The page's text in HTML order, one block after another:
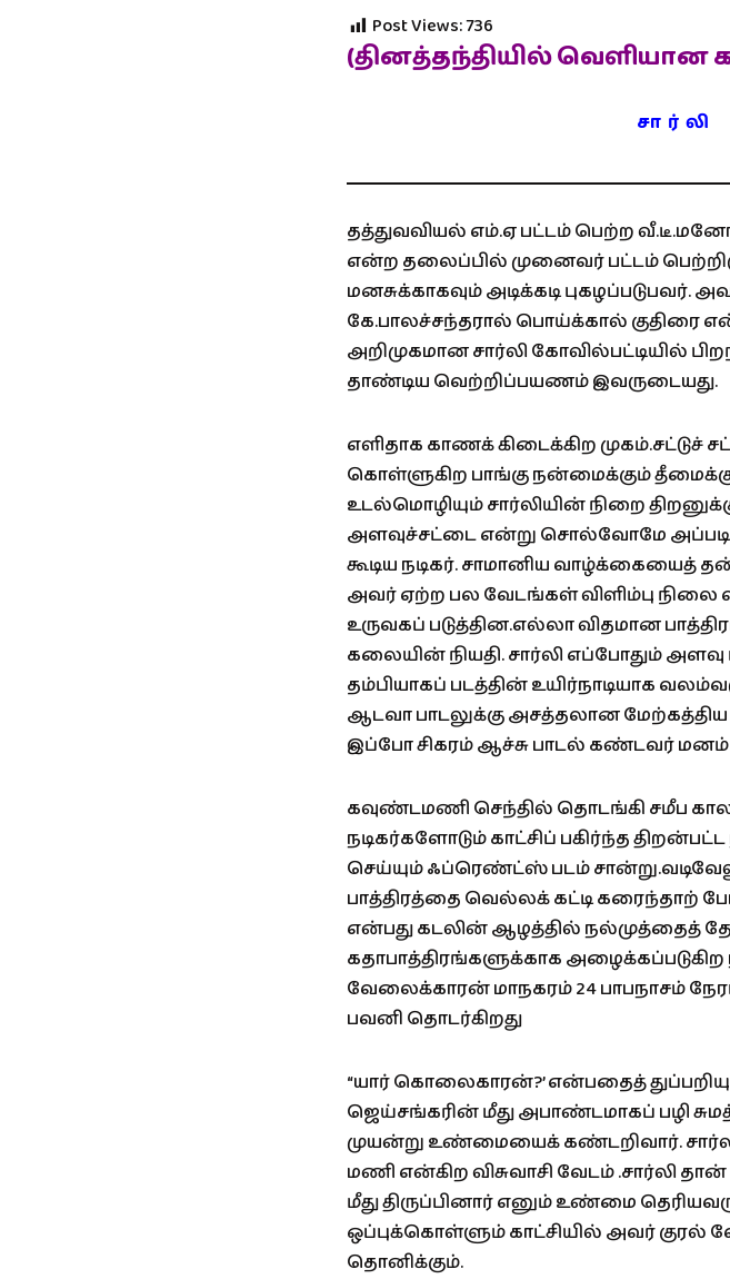
Post Views:736
(தினத்தந்தியில் வெளியான
சா ர் லி
தத்துவவியல் எம்.ஏ பட்டம் பெற்ற
என்ற தலைப்பில் முனைவர் பட்டம்
மனசுக்காகவும் அடிக்கடி புகழப்படுபவர்.
கே.பாலச்சந்தரால் பொய்க்கால் குதிரை
அறிமுகமான சார்லி கோவில்பட்டியில்
தாண்டிய வெற்றிப்பயணம் இவருடையது.
எளிதாக காணக் கிடைக்கிற முகம்.சட்டுச்
கொள்ளுகிற பாங்கு நன்மைக்கும்
உடல்மொழியும் சார்லியின் நிறை
அளவுச்சட்டை என்று சொல்வோமே அப்படி
கூடிய நடிகர். சாமானிய வாழ்க்கையைத் தன்
அவர் ஏற்ற பல வேடங்கள் விளிம்பு
உருவகப் படுத்தின.எல்லா விதமான
கலையின் நியதி. சார்லி எப்போதும் அளவு
தம்பியாகப் படத்தின் உயிர்நாடியாக
ஆடவா பாடலுக்கு அசத்தலான மேற்கத்திய
இப்போ சிகரம் ஆச்சு பாடல் கண்டவர் மனம்
கவுண்டமணி செந்தில் தொடங்கி சமீப
நடிகர்களோடும் காட்சிப் பகிர்ந்த
செய்யும் ஃப்ரெண்ட்ஸ் படம்
பாத்திரத்தை வெல்லக் கட்டி கரைந்தாற்
என்பது கடலின் ஆழத்தில் நல்முத்தைத்
கதாபாத்திரங்களுக்காக
வேலைக்காரன் மாநகரம் 24 பாபநாசம்
பவனி தொடர்கிறது
“யார் கொலைகாரன்?’ என்பதைத்
ஜெய்சங்கரின் மீது அபாண்டமாகப் பழி
முயன்று உண்மையைக் கண்டறிவார்.
மணி என்கிற விசுவாசி வேடம் .சார்லி
மீது திருப்பினார் எனும் உண்மை
ஒப்புக்கொள்ளும் காட்சியில் அவர் குரல்
தொனிக்கும்.